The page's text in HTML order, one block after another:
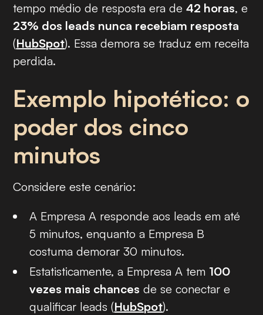
tempo médio de resposta era de42 horas, e
23% dos leads nunca recebiam resposta
(HubSpot). Essa demora se traduz em receita
perdida.
Exemplo hipotético: o
poder dos cinco
minutos
Considere este cenário:
A Empresa A responde aos leads em até
5 minutos, enquanto a Empresa B
costuma demorar 30 minutos.
Estatisticamente, a Empresa A tem 100
vezes mais chances de se conectar e
qualificar leads (HubSpot).